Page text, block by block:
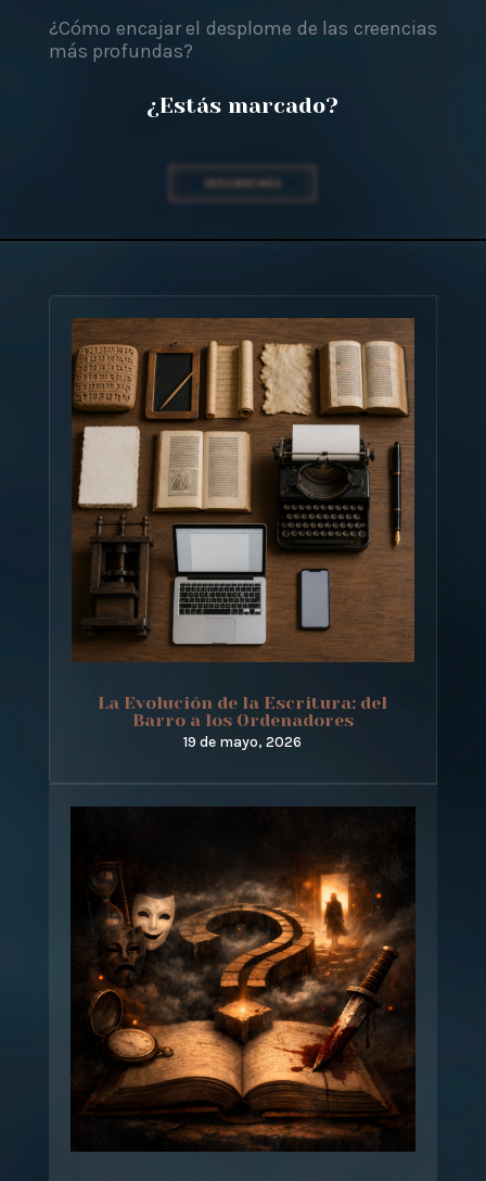
¿Cómo encajar el desplome de las creencias
más profundas?
¿Estás marcado?
DESCUBRE MÁS
La Evolución de la Escritura: del
Barro a los Ordenadores
19 de mayo, 2026